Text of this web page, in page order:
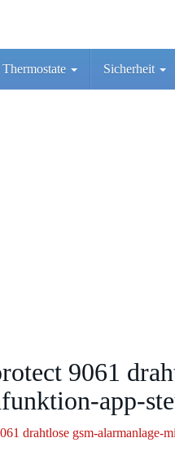
Thermostate Sicherheit
9061
app-